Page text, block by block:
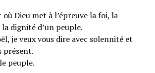
où Dieu met à l’épreuve la foi, la
dignité d’un peuple.
je veux vous dire avec solennité et
présent.
peuple.